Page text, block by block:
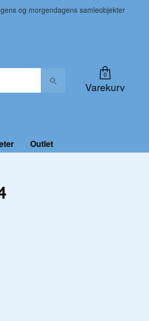
og morgendagens samleobjekter
0
Varekurv
Outlet